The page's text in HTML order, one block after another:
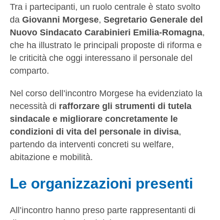
Tra i partecipanti, un ruolo centrale è stato svolto
da Giovanni Morgese, Segretario Generale del
Nuovo Sindacato Carabinieri Emilia-Romagna,
che ha illustrato le principali proposte di riforma e
le criticità che oggi interessano il personale del
comparto.
Nel corso dell’incontro Morgese ha evidenziato la
necessità di rafforzare gli strumenti di tutela
sindacale e migliorare concretamente le
condizioni di vita del personale in divisa,
partendo da interventi concreti su welfare,
abitazione e mobilità.
Le organizzazioni presenti
All’incontro hanno preso parte rappresentanti di